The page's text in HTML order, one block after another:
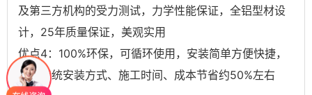
及第三方机构的受力测试，力学性能保证，全铝型材设
计，25年质量保证，美观实用
优点4：100%环保，可循环使用，安装简单方便快捷，
相对传统安装方式、施工时间、成本节省约50%左右